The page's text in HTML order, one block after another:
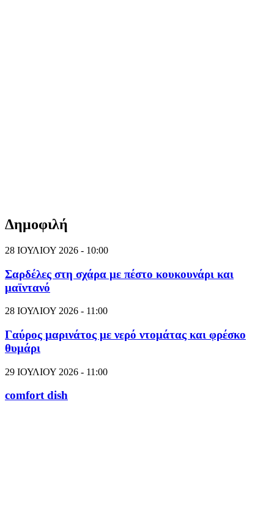
Δημοφιλή
28 ΙΟΥΛΙΟΥ 2026 - 10:00
Σαρδέλες στη σχάρα με πέστο κουκουνάρι και
μαϊντανό
28 ΙΟΥΛΙΟΥ 2026 - 11:00
Γαύρος μαρινάτος με νερό ντομάτας και φρέσκο
θυμάρι
29 ΙΟΥΛΙΟΥ 2026 - 11:00
comfort dish